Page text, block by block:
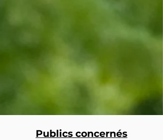
Publics concernés